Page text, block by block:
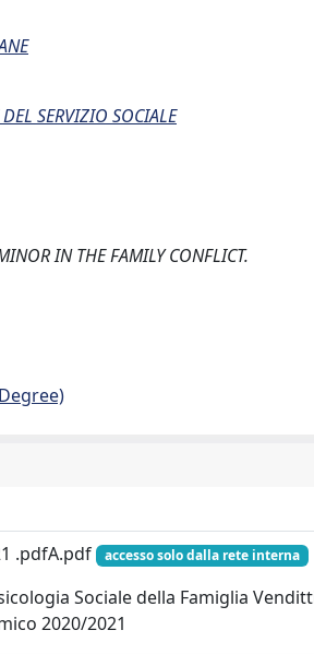
SERVIZIO SOCIALE
IN THE FAMILY CONFLICT.
.pdfA.pdf
accesso solo dalla rete interna
Sociale della Famiglia
2020/2021